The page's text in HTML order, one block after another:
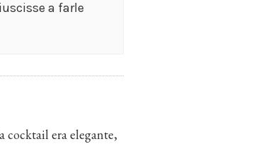
a farle
cocktail era elegante,